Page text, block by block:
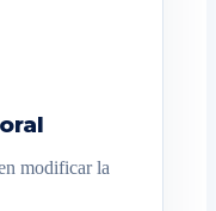
modificar la